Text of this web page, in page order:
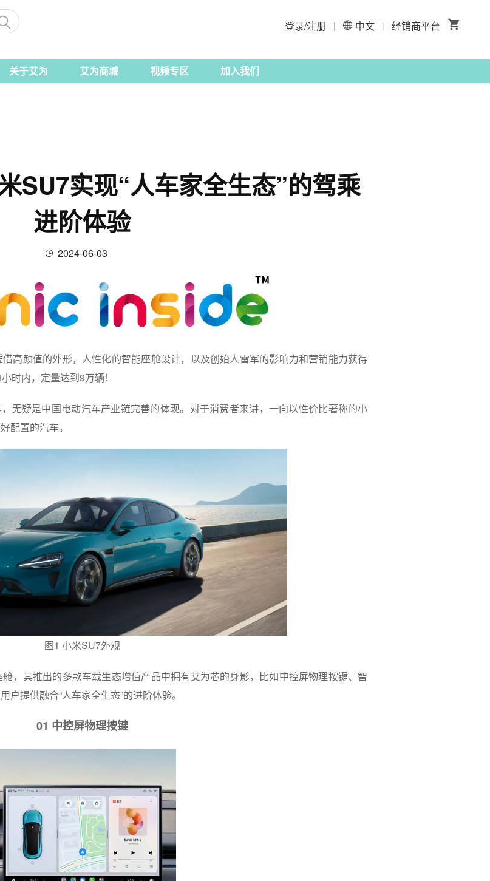
登录/注册 | 中文 | 经销商平台
关于艾为 艾为商城 视频专区 加入我们
SU7实现“人车家全生态”的驾乘
进阶体验
2024-06-03
高颜值的外形，人性化的智能座舱设计，以及创始人雷军的影响力和营销能力获得
时内，定量达到9万辆！
无疑是中国电动汽车产业链完善的体现。对于消费者来讲，一向以性价比著称的小
配置的汽车。
图1 小米SU7外观
，其推出的多款车载生态增值产品中拥有艾为芯的身影，比如中控屏物理按键、智
提供融合“人车家全生态”的进阶体验。
01 中控屏物理按键